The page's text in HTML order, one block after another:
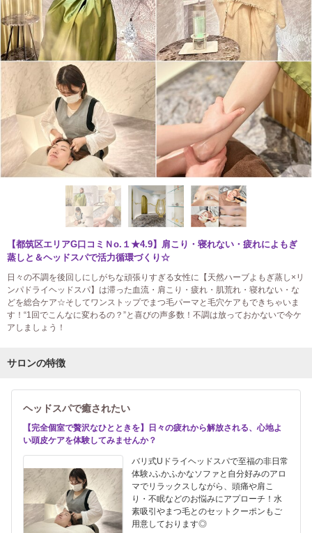
【都筑区エリアG口コミＮo.１★4.9】肩こり・寝れない・疲れによもぎ
蒸しと＆ヘッドスパで活力循環づくり☆
日々の不調を後回しにしがちな頑張りすぎる女性に【天然ハーブよもぎ蒸し×リ
ンパドライヘッドスパ】は滞った血流・肩こり・疲れ・肌荒れ・寝れない・な
どを総合ケア☆そしてワンストップでまつ毛パーマと毛穴ケアもできちゃいま
す！“1回でこんなに変わるの？”と喜びの声多数！不調は放っておかないで今ケ
アしましょう！
サロンの特徴
ヘッドスパで癒されたい
【完全個室で贅沢なひとときを】日々の疲れから解放される、心地よ
い頭皮ケアを体験してみませんか？
バリ式Uドライヘッドスパで至福の非日常
体験♪ふかふかなソファと自分好みのアロ
マでリラックスしながら、頭痛や肩こ
り・不眠などのお悩みにアプローチ！水
素吸引やまつ毛とのセットクーポンもご
用意しております◎